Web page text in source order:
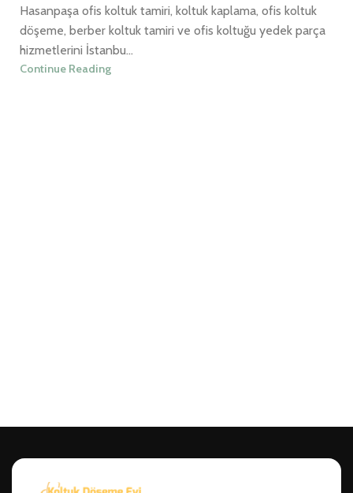
Hasanpaşa ofis koltuk tamiri, koltuk kaplama, ofis koltuk
döşeme, berber koltuk tamiri ve ofis koltuğu yedek parça
hizmetlerini İstanbu...
Continue Reading